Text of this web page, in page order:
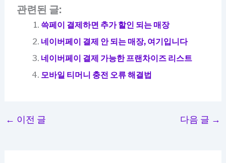
관련된 글:
쓱페이 결제하면 추가 할인 되는 매장
네이버페이 결제 안 되는 매장, 여기입니다
네이버페이 결제 가능한 프랜차이즈 리스트
모바일 티머니 충전 오류 해결법
← 이전 글 다음 글 →